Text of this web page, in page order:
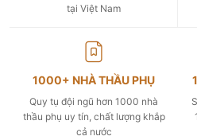
tại Việt Nam
1000+ NHÀ THẦU PHỤ
Quy tụ đội ngũ hơn 1000 nhà
thầu phụ uy tín, chất lượng khắp
cả nước